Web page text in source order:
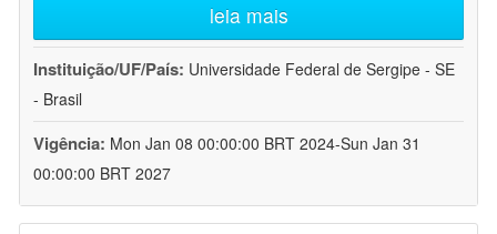
leia mais
Instituição/UF/País: Universidade Federal de Sergipe - SE
- Brasil
Vigência: Mon Jan 08 00:00:00 BRT 2024-Sun Jan 31
00:00:00 BRT 2027